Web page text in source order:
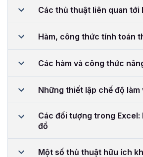
Các thủ thuật liên quan tới
Hàm, công thức tính toán
Các hàm và công thức
Những thiết lập chế độ
Các đối tượng trong Excel:
đồ
Một số thủ thuật hữu ích